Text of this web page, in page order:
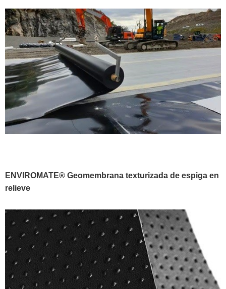
ENVIROMATE® Geomembrana texturizada de espiga en
relieve